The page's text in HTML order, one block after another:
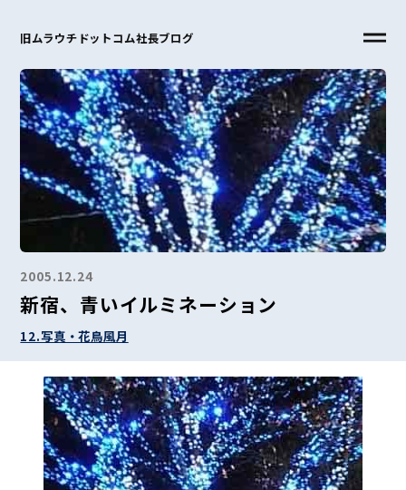
旧ムラウチドットコム社長ブログ
2005.12.24
新宿、青いイルミネーション
12.写真・花鳥風月